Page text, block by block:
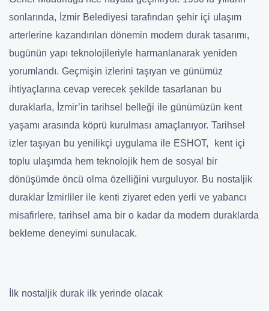
sonlarında, İzmir Belediyesi tarafından şehir içi ulaşım
arterlerine kazandırılan dönemin modern durak tasarımı,
bugünün yapı teknolojileriyle harmanlanarak yeniden
yorumlandı. Geçmişin izlerini taşıyan ve günümüz
ihtiyaçlarına cevap verecek şekilde tasarlanan bu
duraklarla, İzmir’in tarihsel belleği ile günümüzün kent
yaşamı arasında köprü kurulması amaçlanıyor. Tarihsel
izler taşıyan bu yenilikçi uygulama ile ESHOT, kent içi
toplu ulaşımda hem teknolojik hem de sosyal bir
dönüşümde öncü olma özelliğini vurguluyor. Bu nostaljik
duraklar İzmirliler ile kenti ziyaret eden yerli ve yabancı
misafirlere, tarihsel ama bir o kadar da modern duraklarda
bekleme deneyimi sunulacak.
İlk nostaljik durak ilk yerinde olacak